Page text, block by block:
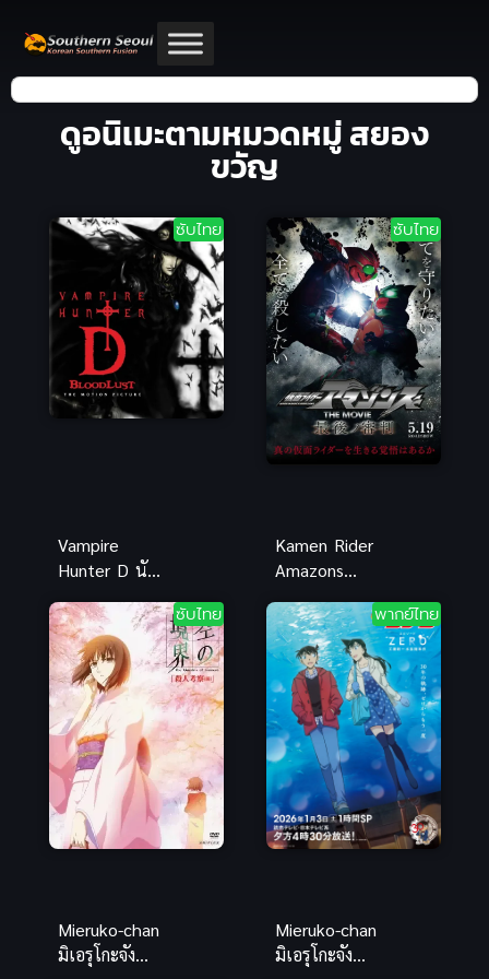
ดูอนิเมะตามหมวดหมู่ สยอง
ขวัญ
ซับไทย
Vampire
Hunter D นัก
แวมไพร์ ซับ
ไทย
ซับไทย
Kamen Rider
Amazons
The Last
Judgement
ซับไทย
ซับไทย
Mieruko-chan
มิเอรุโกะจัง
พากย์ไทย
Mieruko-chan
มิเอรุโกะจัง